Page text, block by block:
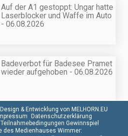
Auf der A1 gestoppt: Ungar hatte
Laserblocker und Waffe im Auto
- 06.08.2026
Badeverbot für Badesee Pramet
wieder aufgehoben - 06.08.2026
& Entwicklung von MELHORN.EU
Datenschutzerklärung
Teilnahmebedingungen Gewinnspiel
des Medienhauses Wimmer: